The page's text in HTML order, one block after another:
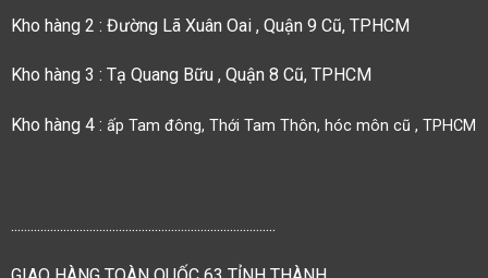
Kho hàng 2 : Đường Lã Xuân Oai , Quận 9 Cũ, TPHCM
Kho hàng 3 : Tạ Quang Bữu , Quận 8 Cũ, TPHCM
Kho hàng 4 : ấp Tam đông, Thới Tam Thôn, hóc môn cũ , TPHCM
.................................................................................